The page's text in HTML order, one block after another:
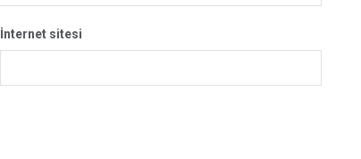
İnternet sitesi